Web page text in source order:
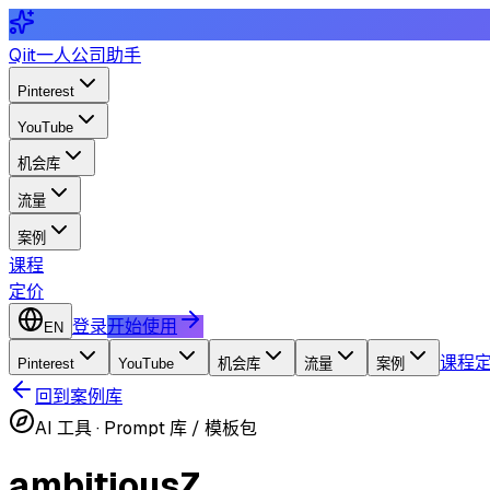
Qiit一人公司助手
Pinterest
YouTube
机会库
流量
案例
课程
定价
EN 登录开始使用
Pinterest YouTube 机会库 流量 案例 课程
回到案例库
AI 工具· Prompt 库 / 模板包